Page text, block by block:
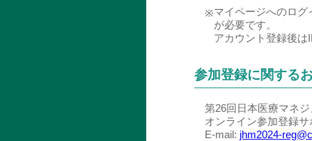
※マイページへのロ
が必要です。
アカウント登録後
参加登録に関する
第26回日本医療マネ
オンライン参加登録
E-mail: jhm2024-